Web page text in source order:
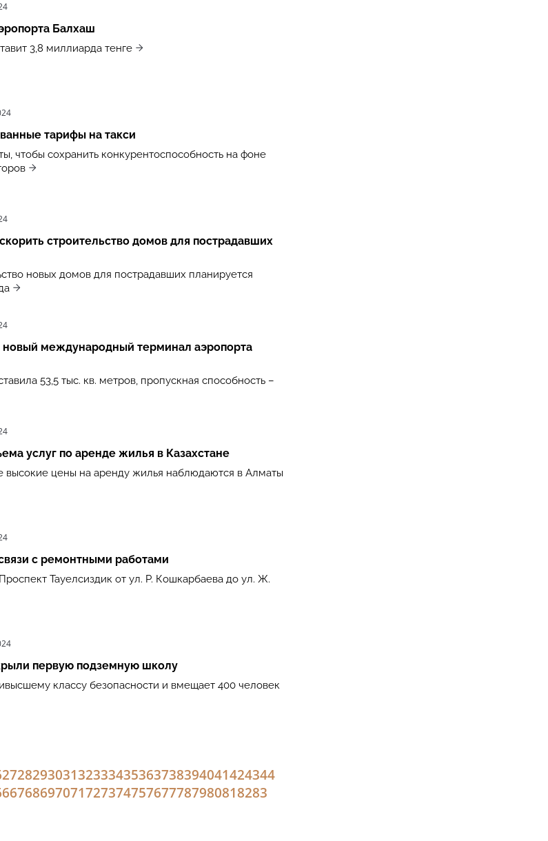
Балхаш
3,8 миллиарда тенге
тарифы на такси
чтобы сохранить конкурентоспособность на фоне
строительство домов для пострадавших
новых домов для пострадавших планируется
новый международный терминал аэропорта
53,5 тыс. кв. метров, пропускная способность –
услуг по аренде жилья в Казахстане
высокие цены на аренду жилья наблюдаются в Алматы
с ремонтными работами
Тауелсиздик от ул. Р. Кошкарбаева до ул. Ж.
первую подземную школу
классу безопасности и вмещает 400 человек
272829303132333435363738394041424344
6768697071727374757677787980818283